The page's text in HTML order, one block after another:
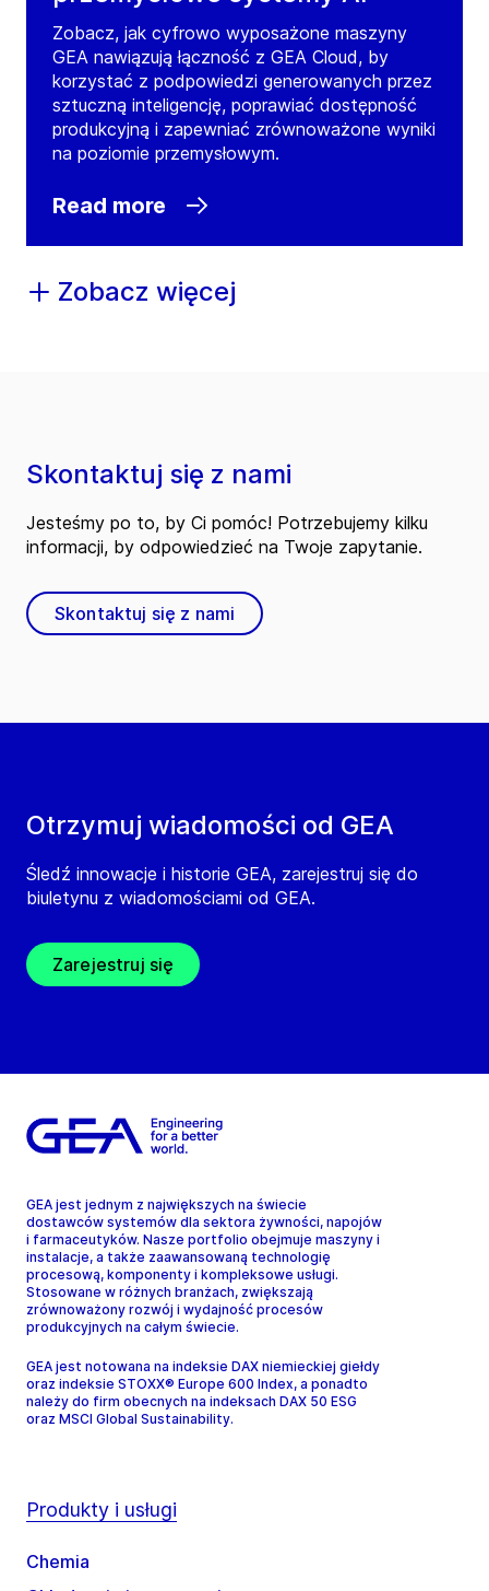
Zobacz, jak cyfrowo wyposażone maszyny
GEA nawiązują łączność z GEA Cloud, by
korzystać z podpowiedzi generowanych przez
sztuczną inteligencję, poprawiać dostępność
produkcyjną i zapewniać zrównoważone wyniki
na poziomie przemysłowym.
Read more
Zobacz więcej
Otrzymuj wiadomości od GEA
Śledź innowacje i historie GEA, zarejestruj się do
biuletynu z wiadomościami od GEA.
Zarejestruj się
Skontaktuj się z nami
Jesteśmy po to, by Ci pomóc! Potrzebujemy kilku
informacji, by odpowiedzieć na Twoje zapytanie.
Skontaktuj się z nami
GEA jest jednym z największych na świecie
dostawców systemów dla sektora żywności, napojów
i farmaceutyków. Nasze portfolio obejmuje maszyny i
instalacje, a także zaawansowaną technologię
procesową, komponenty i kompleksowe usługi.
Stosowane w różnych branżach, zwiększają
zrównoważony rozwój i wydajność procesów
produkcyjnych na całym świecie.
GEA jest notowana na indeksie DAX niemieckiej giełdy
oraz indeksie STOXX® Europe 600 Index, a ponadto
należy do firm obecnych na indeksach DAX 50 ESG
oraz MSCI Global Sustainability.
Produkty i usługi
Chemia